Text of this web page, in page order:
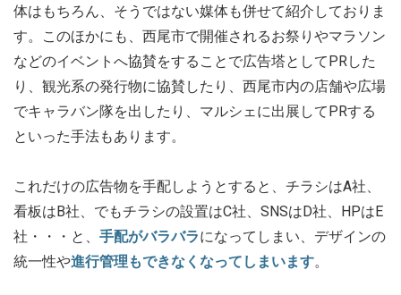
体はもちろん、そうではない媒体も併せて紹介しておりま
す。このほかにも、西尾市で開催されるお祭りやマラソン
などのイベントへ協賛をすることで広告塔としてPRした
り、観光系の発行物に協賛したり、西尾市内の店舗や広場
でキャラバン隊を出したり、マルシェに出展してPRする
といった手法もあります。
これだけの広告物を手配しようとすると、チラシはA社、
看板はB社、でもチラシの設置はC社、SNSはD社、HPはE
社・・・と、 手配がバラバラになってしまい、デザインの
統一性や進行管理もできなくなってしまいます。